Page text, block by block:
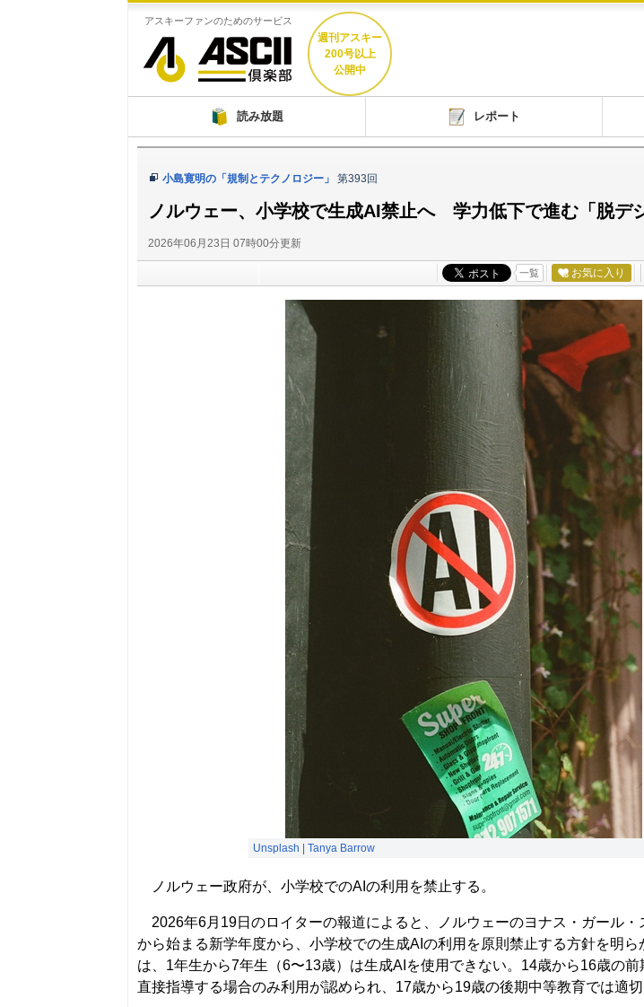
アスキーファンのためのサービス
ASCII倶楽部
週刊アスキー
200号以上
公開中
読み放題 レポート
小島寛明の「規制とテクノロジー」 第393回
ノルウェー、小学校で生成AI禁止へ 学力低下で進む「脱デ
2026年06月23日 07時00分更新
一覧 お気に入り
Unsplash | Tanya Barrow
ノルウェー政府が、小学校でのAIの利用を禁止する。
2026年6月19日のロイターの報道によると、ノルウェーのヨナス・ガール・
から始まる新学年度から、小学校での生成AIの利用を原則禁止する方針を明ら
は、1年生から7年生（6〜13歳）は生成AIを使用できない。14歳から16歳の
直接指導する場合のみ利用が認められ、17歳から19歳の後期中等教育では適切